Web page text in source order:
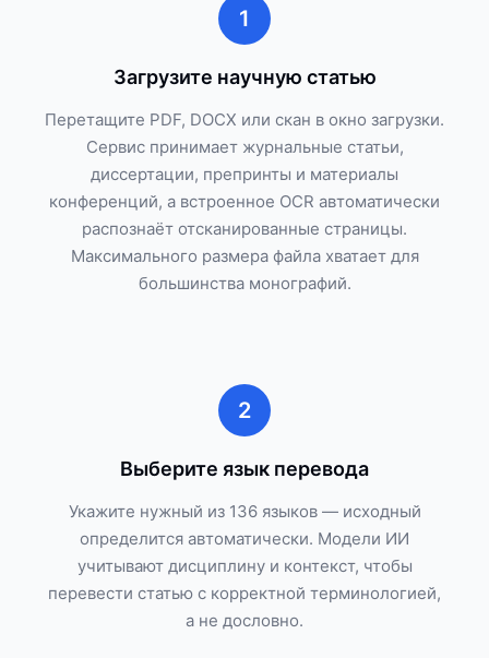
1
Загрузите научную статью
Перетащите PDF, DOCX или скан в окно загрузки.
Сервис принимает журнальные статьи,
диссертации, препринты и материалы
конференций, а встроенное OCR автоматически
распознаёт отсканированные страницы.
Максимального размера файла хватает для
большинства монографий.
2
Выберите язык перевода
Укажите нужный из 136 языков — исходный
определится автоматически. Модели ИИ
учитывают дисциплину и контекст, чтобы
перевести статью с корректной терминологией,
а не дословно.